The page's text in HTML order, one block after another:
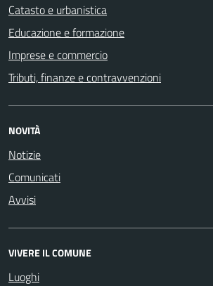
Catasto e urbanistica
Educazione e formazione
Imprese e commercio
Tributi, finanze e contravvenzioni
NOVITÀ
Notizie
Comunicati
Avvisi
VIVERE IL COMUNE
Luoghi